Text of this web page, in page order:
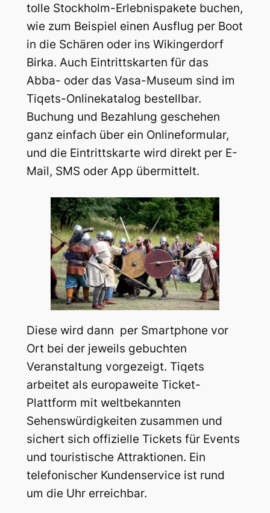
tolle Stockholm-Erlebnispakete buchen,
wie zum Beispiel einen Ausflug per Boot
in die Schären oder ins Wikingerdorf
Birka. Auch Eintrittskarten für das
Abba- oder das Vasa-Museum sind im
Tiqets-Onlinekatalog bestellbar.
Buchung und Bezahlung geschehen
ganz einfach über ein Onlineformular,
und die Eintrittskarte wird direkt per E-
Mail, SMS oder App übermittelt.
Diese wird dann per Smartphone vor
Ort bei der jeweils gebuchten
Veranstaltung vorgezeigt. Tiqets
arbeitet als europaweite Ticket-
Plattform mit weltbekannten
Sehenswürdigkeiten zusammen und
sichert sich offizielle Tickets für Events
und touristische Attraktionen. Ein
telefonischer Kundenservice ist rund
um die Uhr erreichbar.